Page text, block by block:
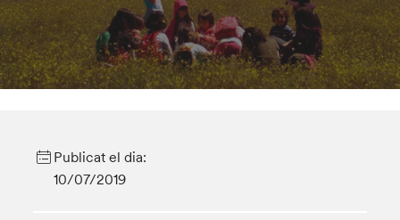
Publicat el dia:
10/07/2019